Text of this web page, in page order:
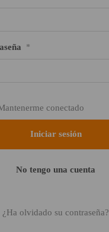
*
conectado
No tengo una cuenta
¿Ha olvidado su contraseña?